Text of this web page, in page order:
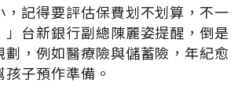
，記得要評估保費划不划算，不一
」台新銀行副總陳麗姿提醒，倒是
劃，例如醫療險與儲蓄險，年紀愈
子預作準備。